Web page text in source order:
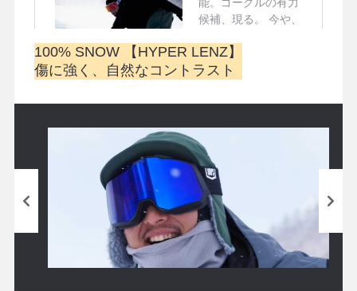
100% SNOW 【HYPER LENZ】
傷に強く、自然なコントラスト